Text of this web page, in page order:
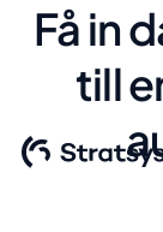
Få in
till